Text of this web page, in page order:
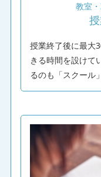
教室
授業終了後に最大
きる時間を設けて
るのも「スクール